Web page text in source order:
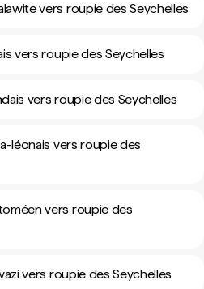
vers roupie des Seychelles
vers roupie des Seychelles
vers roupie des Seychelles
léonais vers roupie des
vers roupie des
vers roupie des Seychelles